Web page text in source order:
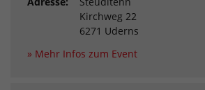
Kirchweg 22
6271 Uderns
» Mehr Infos zum Event